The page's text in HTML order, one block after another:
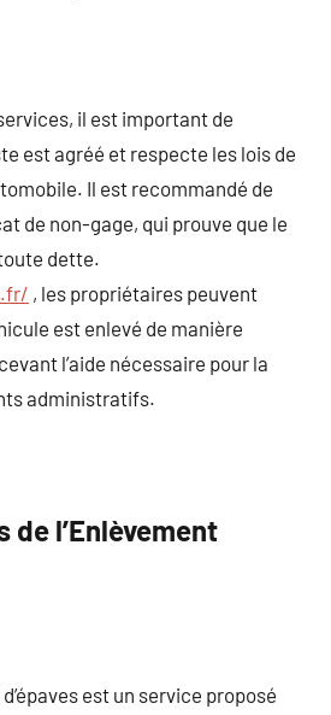
il est important de
est agréé et respecte les lois de
Il est recommandé de
de non-gage, qui prouve que le
dette.
, les propriétaires peuvent
est enlevé de manière
l’aide nécessaire pour la
administratifs.
de l’Enlèvement
est un service proposé